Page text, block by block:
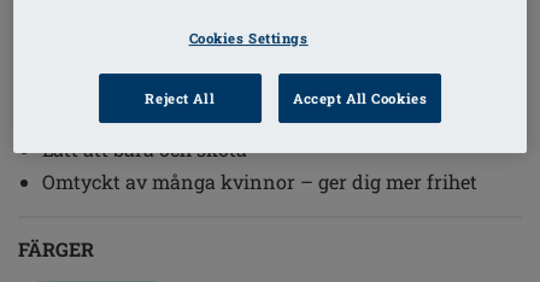
kvinnor med lymfödem eller större byst
Omtyckt av många kvinnor - upplevs mer som en
del av kroppen
Lätt att bära och sköta
Omtyckt av många kvinnor – ger dig mer frihet
FÄRGER
Cookies Settings
Reject All Accept All Cookies